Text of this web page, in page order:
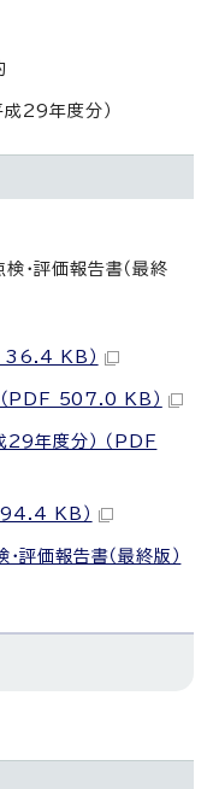
成29年度分）
・評価報告書（最終
36.4 KB）
PDF 507.0 KB）
29年度分） （PDF
KB）
評価報告書（最終版）